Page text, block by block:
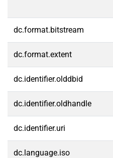
dc.format.bitstream
dc.format.extent
dc.identifier.olddbid
dc.identifier.oldhandle
dc.identifier.uri
dc.language.iso